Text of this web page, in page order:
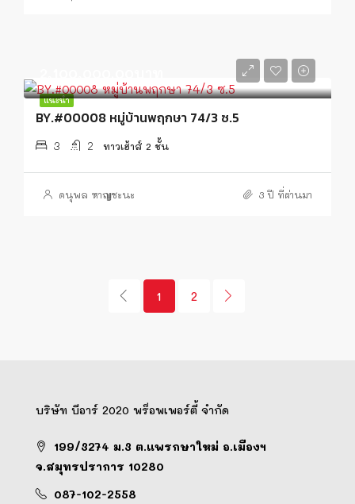
แนะนำ
BY.#00008 หมู่บ้านพฤกษา 74/3 ซ.5
3 2 ทาวเฮ้าส์ 2 ชั้น
ดนุพล หาญชะนะ 3 ปี ที่ผ่านมา
1 2
บริษัท บีอาร์ 2020 พร็อพเพอร์ตี้ จำกัด
199/3274 ม.3 ต.แพรกษาใหม่ อ.เมืองฯ
จ.สมุทรปราการ 10280
087-102-2558